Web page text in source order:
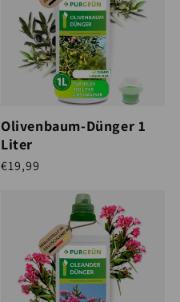
Olivenbaum-Dünger 1
Liter
Normaler Preis
€19,99